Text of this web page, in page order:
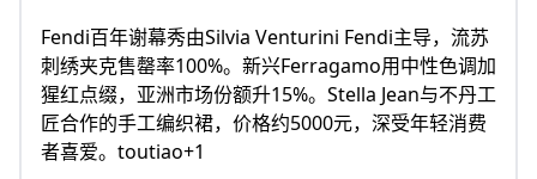
Fendi百年谢幕秀由Silvia Venturini Fendi主导，流苏
刺绣夹克售罄率100%。新兴Ferragamo用中性色调加
猩红点缀，亚洲市场份额升15%。Stella Jean与不丹工
匠合作的手工编织裙，价格约5000元，深受年轻消费
者喜爱。toutiao+1